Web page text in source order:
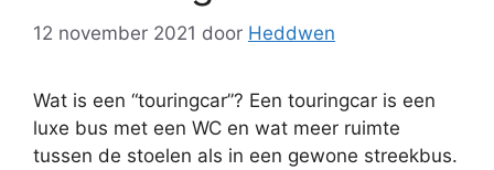
12 november 2021 door Heddwen
Wat is een “touringcar”? Een touringcar is een
luxe bus met een WC en wat meer ruimte
tussen de stoelen als in een gewone streekbus.